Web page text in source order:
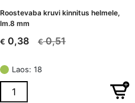
Roostevaba kruvi kinnitus helmele,
lm.8 mm
€0,51
Algne
oli:
€ 0,51.
€ 0,38
Current
is:
€ 0,38.
Laos: 18